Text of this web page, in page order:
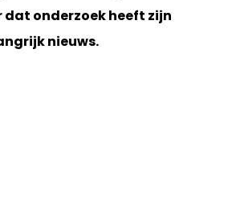
dat onderzoek heeft zijn
nieuws.